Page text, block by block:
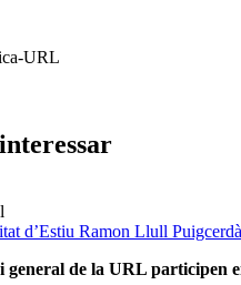
URL
d’Estiu Ramon Llull
de la URL participen